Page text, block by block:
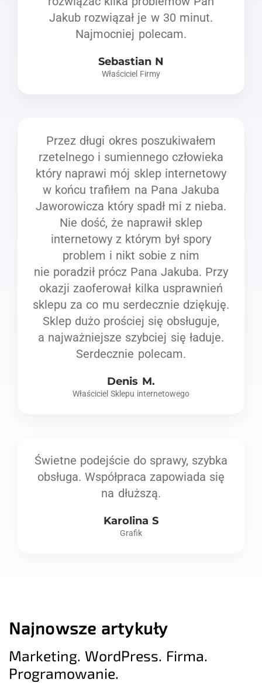
Jakub rozwiązał je w 30 minut.
Najmocniej polecam.
Sebastian N
Właściciel Firmy
Przez długi okres poszukiwałem
rzetelnego i sumiennego człowieka
który naprawi mój sklep internetowy
w końcu trafiłem na Pana Jakuba
Jaworowicza który spadł mi z nieba.
Nie dość, że naprawił sklep
internetowy z którym był spory
problem i nikt sobie z nim
nie poradził prócz Pana Jakuba. Przy
okazji zaoferował kilka usprawnień
sklepu za co mu serdecznie dziękuję.
Sklep dużo prościej się obsługuje,
a najważniejsze szybciej się ładuje.
Serdecznie polecam.
Denis M.
Właściciel Sklepu internetowego
Świetne podejście do sprawy, szybka
obsługa. Współpraca zapowiada się
na dłuższą.
Karolina S
Grafik
Najnowsze artykuły
Marketing. WordPress. Firma.
Programowanie.